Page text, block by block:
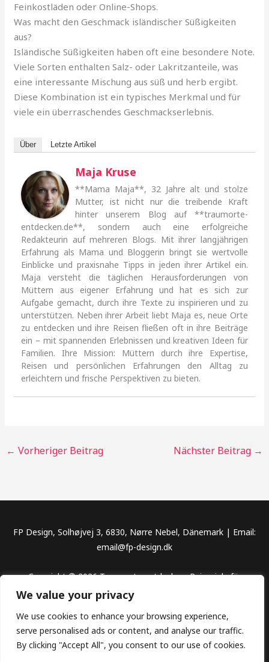
We value your privacy
We use cookies to enhance your browsing experience,
serve personalised ads or content, and analyse our traffic.
By clicking "Accept All", you consent to our use of cookies.
Feinkostläden oder Online-Shops.
Was macht den Geschmack isländischer Süßigkeiten
aus?
Isländische Süßigkeiten haben oft eine besondere Note.
Viele Sorten enthalten Salz- oder Lakritzanteile, was
eine interessante Mischung aus süß und herb ergibt.
Diese Kombination ist ein typisches Merkmal und für
viele ein überraschendes Geschmackserlebnis.
Über Letzte Artikel
Maja Kruse
**Mama Maja**, 32 Jahre alt und stolze
Mutter, ist nicht nur die treibende Kraft
hinter unserem Blog auf **traumorte-
entdecken.de**, sondern auch eine erfolgreiche
Redakteurin auf mehreren Blogs. Mit ihrer langjährigen
Erfahrung als Mama und Bloggerin bringt sie wertvolle
Einblicke und praxisnahe Tipps in jeden ihrer Artikel ein.
Maja versteht die täglichen Herausforderungen von
Müttern aus eigener Erfahrung und hat es sich zur
Aufgabe gemacht, durch ihre Texte zu inspirieren und zu
unterstützen. Neben ihrer Arbeit liebt Maja es, neue Orte
zu entdecken und ihre Reisen fließen oft in ihre Beiträge
ein – mit spannenden Erlebnissen und kreativen Ideen für
Familien. Ihre Mission: Müttern durch ihre Expertise,
Reisen und persönlichen Erfahrungen den Alltag zu
erleichtern und frische Perspektiven zu bieten.
← Vorheriger Beitrag Nächster Beitrag →
FP Design, Solhøjvej 3, 6830, Nørre Nebel, Dänemark | Email:
email@fp-design.dk
Copyright © 2026 Traumorte entdecken, Reiseziele für
unvergessliche Abenteuer
Datenschutz